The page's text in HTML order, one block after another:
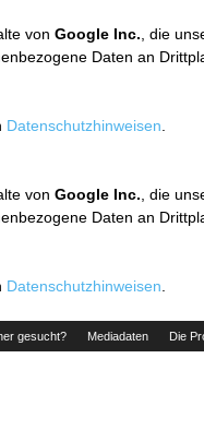
von Google Inc. , die
Daten an
Datenschutzhinweisen
von Google Inc. , die
Daten an
Datenschutzhinweisen
gesucht? Mediadaten Die